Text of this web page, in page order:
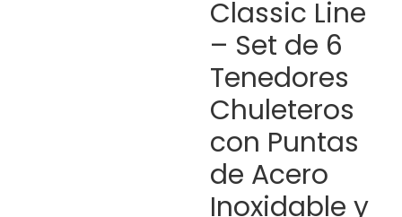
Classic Line
– Set de 6
Tenedores
Chuleteros
con Puntas
de Acero
Inoxidable y